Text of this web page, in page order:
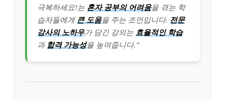
극복하세요!는 혼자 공부의 어려움을 겪는 학
습자들에게 큰 도움을 주는 조언입니다. 전문
강사의 노하우가 담긴 강의는 효율적인 학습
과 합격 가능성을 높여줍니다.”